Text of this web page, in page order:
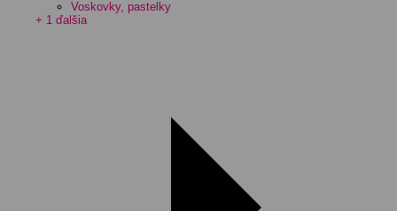
Voskovky, pastelky
+ 1 ďalšia